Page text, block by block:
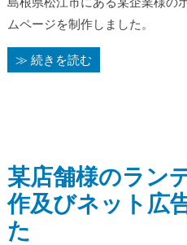
ムページを制作しました。
≫ 続きを読む
某店舗様のラン
作及びネット広
た